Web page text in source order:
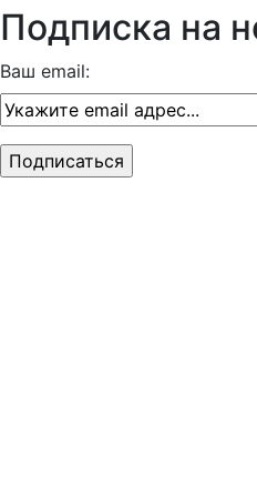
Подписка на
Ваш email: